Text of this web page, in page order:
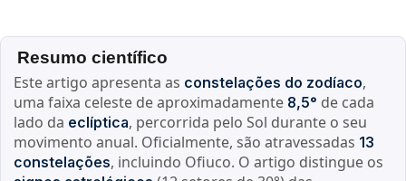
Resumo científico
Este artigo apresenta as constelações do zodíaco,
uma faixa celeste de aproximadamente 8,5° de cada
lado da eclíptica, percorrida pelo Sol durante o seu
movimento anual. Oficialmente, são atravessadas 13
constelações, incluindo Ofiuco. O artigo distingue os